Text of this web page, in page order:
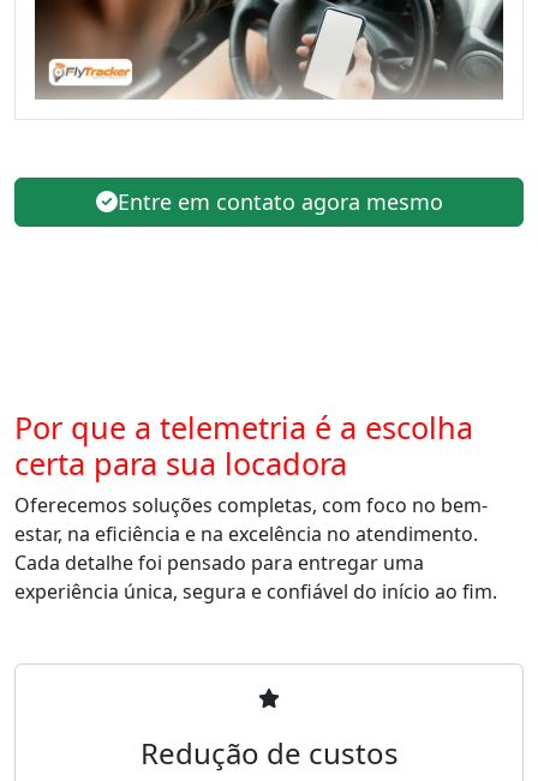
Entre em contato agora mesmo
Por que a telemetria é a escolha
certa para sua locadora
Oferecemos soluções completas, com foco no bem-
estar, na eficiência e na excelência no atendimento.
Cada detalhe foi pensado para entregar uma
experiência única, segura e confiável do início ao fim.
Redução de custos